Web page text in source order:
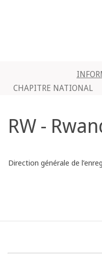
CHAPITRE NATIONAL
RW -
Direction générale de